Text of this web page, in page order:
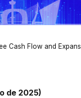
Cash Flow and
de 2025)